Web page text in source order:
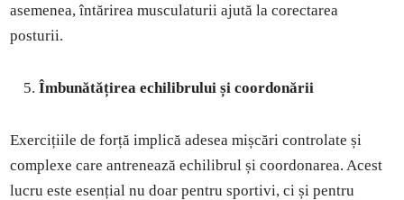
asemenea, întărirea musculaturii ajută la corectarea
posturii.
Îmbunătățirea echilibrului și coordonării
Exercițiile de forță implică adesea mișcări controlate și
complexe care antrenează echilibrul și coordonarea. Acest
lucru este esențial nu doar pentru sportivi, ci și pentru